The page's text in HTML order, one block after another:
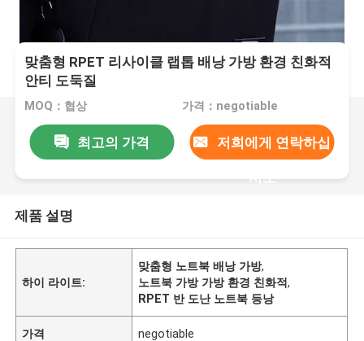
맞춤형 RPET 리사이클 랩톱 배낭 가방 환경 친화적
안티 도둑질
MOQ：협상 가격：negotiable
최고의 가격 저희에게 연락하십
시오
제품 설명
하이 라이트:
맞춤형 노트북 배낭 가방,
노트북 가방 가방 환경 친화적,
RPET 반 도난 노트북 등낭
가격 negotiable